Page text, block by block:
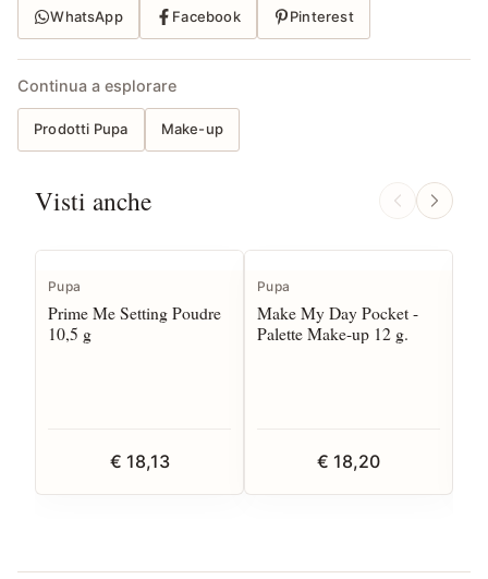
WhatsApp Facebook Pinterest
Continua a esplorare
Prodotti Pupa Make-up
Visti anche
Pupa
Prime Me Setting Poudre
10,5 g
€ 18,13
Pupa
Make My Day Pocket -
Palette Make-up 12 g.
€ 18,20